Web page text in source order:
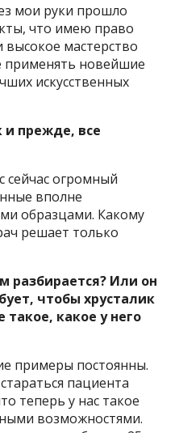
мои руки прошло
что имею право
высокое мастерство
применять новейшие
искусственных
и прежде, все
сейчас огромный
вполне
образцами. Какому
решает только
разбирается? Или он
чтобы хрусталик
такое, какое у него
примеры постоянны.
пациента
теперь у нас такое
возможностями.